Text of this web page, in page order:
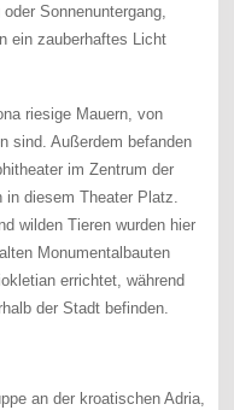
Sonnenuntergang,
ein zauberhaftes Licht
riesige Mauern, von
sind. Außerdem befanden
im Zentrum der
diesem Theater Platz.
wilden Tieren wurden hier
Monumentalbauten
errichtet, während
der Stadt befinden.
an der kroatischen Adria,